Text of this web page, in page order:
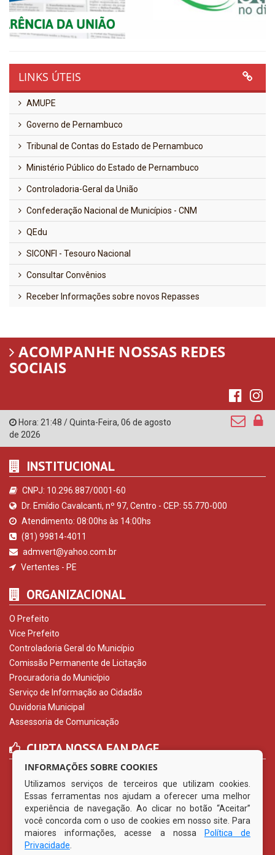
LINKS ÚTEIS
AMUPE
Governo de Pernambuco
Tribunal de Contas do Estado de Pernambuco
Ministério Público do Estado de Pernambuco
Controladoria-Geral da União
Confederação Nacional de Municípios - CNM
QEdu
SICONFI - Tesouro Nacional
Consultar Convênios
Receber Informações sobre novos Repasses
ACOMPANHE NOSSAS REDES
SOCIAIS
Hora: 21:48 /Quinta-Feira, 06 de agosto
de 2026
INSTITUCIONAL
CNPJ: 10.296.887/0001-60
Dr. Emídio Cavalcanti, nº 97, Centro - CEP: 55.770-000
Atendimento: 08:00hs às 14:00hs
(81) 99814-4011
admvert@yahoo.com.br
Vertentes - PE
ORGANIZACIONAL
O Prefeito
Vice Prefeito
Controladoria Geral do Município
Comissão Permanente de Licitação
Procuradoria do Município
Serviço de Informação ao Cidadão
Ouvidoria Municipal
Assessoria de Comunicação
CURTA NOSSA FAN PAGE
INFORMAÇÕES SOBRE COOKIES
Utilizamos serviços de terceiros que utilizam cookies.
Essas ferramentas nos ajudam a oferecer uma melhor
experiência de navegação. Ao clicar no botão “Aceitar”
você concorda com o uso de cookies em nosso site. Para
maiores informações, acesse a nossa
Política de
Privacidade